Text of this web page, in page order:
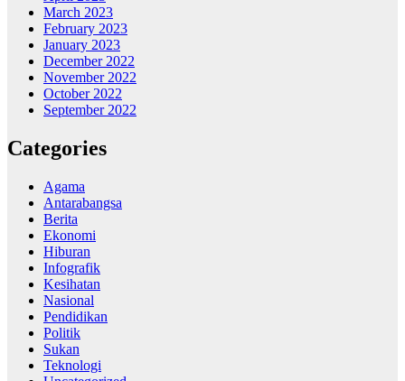
March 2023
February 2023
January 2023
December 2022
November 2022
October 2022
September 2022
Categories
Agama
Antarabangsa
Berita
Ekonomi
Hiburan
Infografik
Kesihatan
Nasional
Pendidikan
Politik
Sukan
Teknologi